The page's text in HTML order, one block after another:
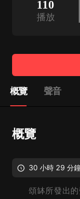
110
播放
概覽 聲音
概覽
30 小時 29 分
頌缽所發出的